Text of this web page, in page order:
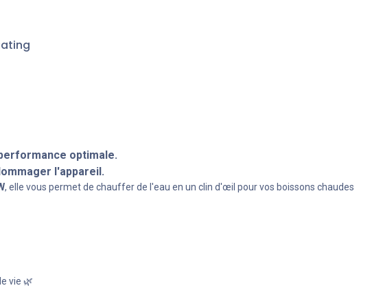
optimale.
l'appareil.
, elle vous permet de chauffer de l'eau en un clin d'œil pour vos boissons chaudes
vie 🌿